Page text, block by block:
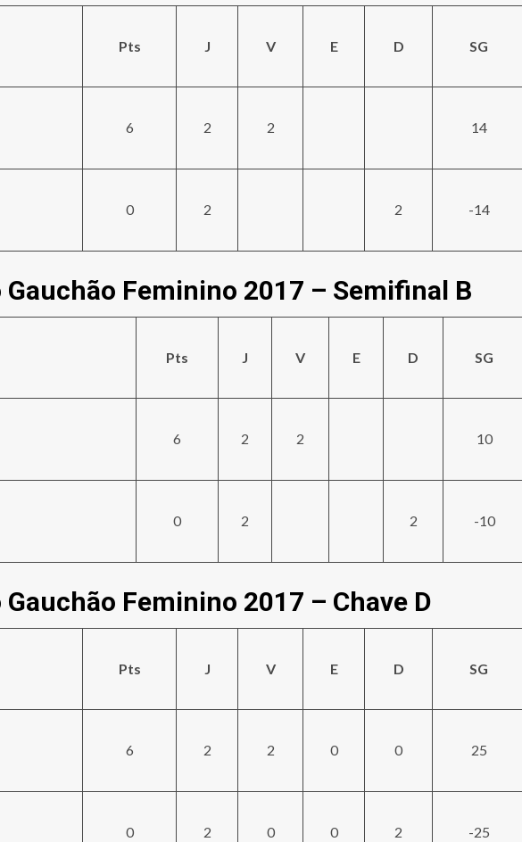
Pts J V E D SG
6 2 2 14
0 2 2 -14
Feminino 2017 – Semifinal B
Pts J V E D SG
6 2 2 10
0 2 2 -10
Feminino 2017 – Chave D
Pts J V E D SG
6 2 2 0 0 25
0 2 0 0 2 -25